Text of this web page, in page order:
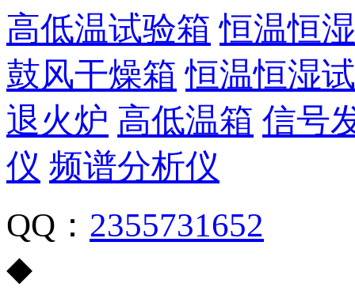
高低温试验箱 恒温恒
鼓风干燥箱 恒温恒湿
退火炉 高低温箱 信号
仪 频谱分析仪
QQ： 2355731652
◆